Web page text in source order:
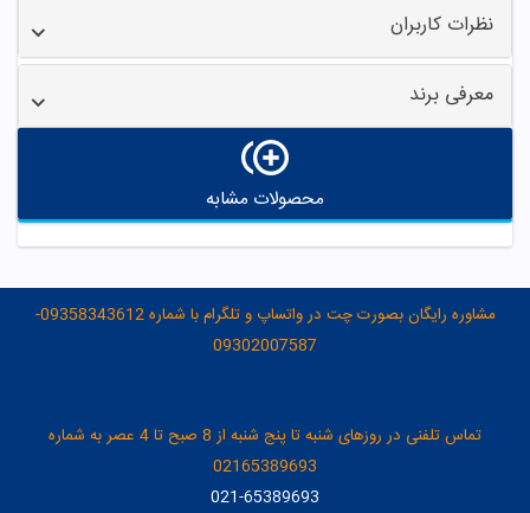
نظرات کاربران
معرفی برند
محصولات مشابه
مشاوره رایگان بصورت چت در واتساپ و تلگرام با شماره 09358343612-
09302007587
تماس تلفنی در روزهای شنبه تا پنج شنبه از 8 صبح تا 4 عصر به شماره
02165389693
021-65389693